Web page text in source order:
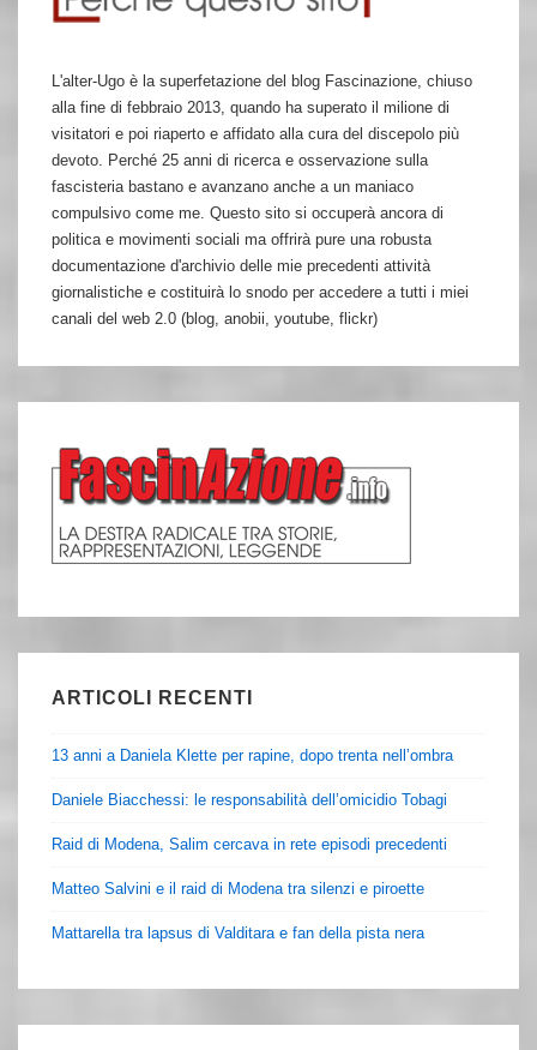
L'alter-Ugo è la superfetazione del blog Fascinazione, chiuso
alla fine di febbraio 2013, quando ha superato il milione di
visitatori e poi riaperto e affidato alla cura del discepolo più
devoto. Perché 25 anni di ricerca e osservazione sulla
fascisteria bastano e avanzano anche a un maniaco
compulsivo come me. Questo sito si occuperà ancora di
politica e movimenti sociali ma offrirà pure una robusta
documentazione d'archivio delle mie precedenti attività
giornalistiche e costituirà lo snodo per accedere a tutti i miei
canali del web 2.0 (blog, anobii, youtube, flickr)
ARTICOLI RECENTI
13 anni a Daniela Klette per rapine, dopo trenta nell’ombra
Daniele Biacchessi: le responsabilità dell’omicidio Tobagi
Raid di Modena, Salim cercava in rete episodi precedenti
Matteo Salvini e il raid di Modena tra silenzi e piroette
Mattarella tra lapsus di Valditara e fan della pista nera